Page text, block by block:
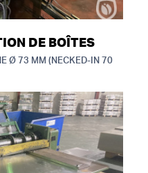
DE BOÎTES
Ø 73 MM (NECKED-IN 70